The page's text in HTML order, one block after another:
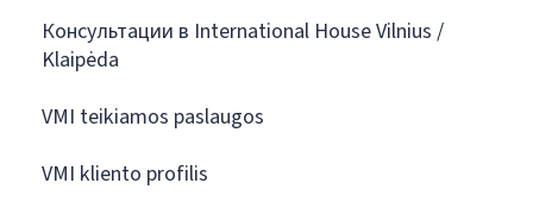
Консультации в International House Vilnius /
Klaipėda
VMI teikiamos paslaugos
VMI kliento profilis